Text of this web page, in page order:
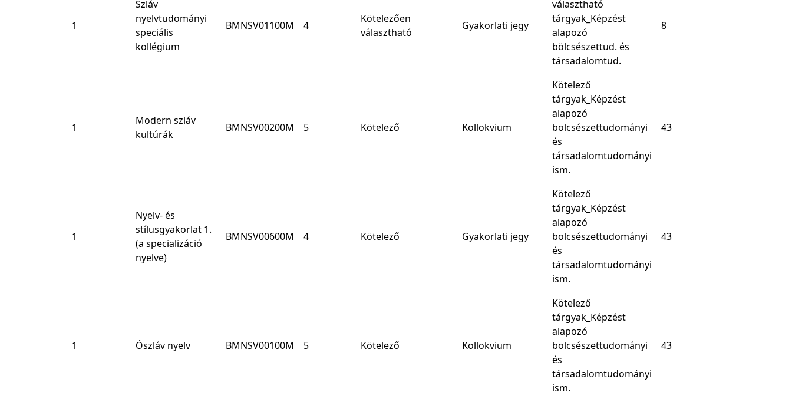
1
Szláv
nyelvtudományi
speciális
kollégium
BMNSV01100M 4
Kötelezően
választható
Gyakorlati jegy
választható
tárgyak_Képzést
alapozó
bölcsészettud. és
társadalomtud.
8
1
Modern szláv
kultúrák
BMNSV00200M 5 Kötelező Kollokvium
Kötelező
tárgyak_Képzést
alapozó
bölcsészettudományi
és
társadalomtudományi
ism.
43
1
Nyelv- és
stílusgyakorlat 1.
(a specializáció
nyelve)
BMNSV00600M 4 Kötelező Gyakorlati jegy
Kötelező
tárgyak_Képzést
alapozó
bölcsészettudományi
és
társadalomtudományi
ism.
43
1 Ószláv nyelv BMNSV00100M 5 Kötelező Kollokvium
Kötelező
tárgyak_Képzést
alapozó
bölcsészettudományi
és
társadalomtudományi
ism.
43